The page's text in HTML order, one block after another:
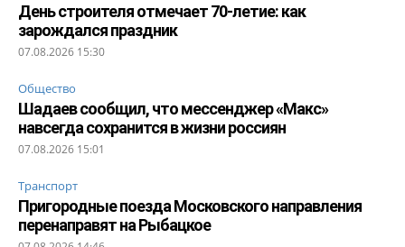
День строителя отмечает 70-летие: как
зарождался праздник
07.08.2026 15:30
Общество
Шадаев сообщил, что мессенджер «Макс»
навсегда сохранится в жизни россиян
07.08.2026 15:01
Транспорт
Пригородные поезда Московского направления
перенаправят на Рыбацкое